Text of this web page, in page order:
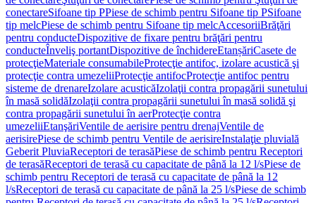
conectareSifoane tip PPiese de schimb pentru Sifoane tip PSifoane
tip melcPiese de schimb pentru Sifoane tip melcAccesoriiBrăţări
pentru conducteDispozitive de fixare pentru brăţări pentru
conducteÎnveliş portantDispozitive de închidereEtanșăriCasete de
protecţieMateriale consumabileProtecţie antifoc, izolare acustică şi
protecţie contra umezeliiProtecţie antifocProtecţie antifoc pentru
sisteme de drenareIzolare acusticăIzolaţii contra propagării sunetului
în masă solidăIzolaţii contra propagării sunetului în masă solidă şi
contra propagării sunetului în aerProtecţie contra
umezeliiEtanşăriVentile de aerisire pentru drenajVentile de
aerisirePiese de schimb pentru Ventile de aerisireInstalaţie pluvială
Geberit PluviaReceptori de terasăPiese de schimb pentru Receptori
de terasăReceptori de terasă cu capacitate de până la 12 l/sPiese de
schimb pentru Receptori de terasă cu capacitate de până la 12
l/sReceptori de terasă cu capacitate de până la 25 l/sPiese de schimb